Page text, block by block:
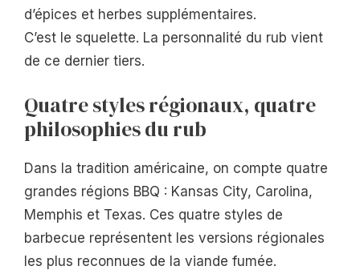
d’épices et herbes supplémentaires.
C’est le squelette. La personnalité du rub vient
de ce dernier tiers.
Quatre styles régionaux, quatre
philosophies du rub
Dans la tradition américaine, on compte quatre
grandes régions BBQ : Kansas City, Carolina,
Memphis et Texas. Ces quatre styles de
barbecue représentent les versions régionales
les plus reconnues de la viande fumée.